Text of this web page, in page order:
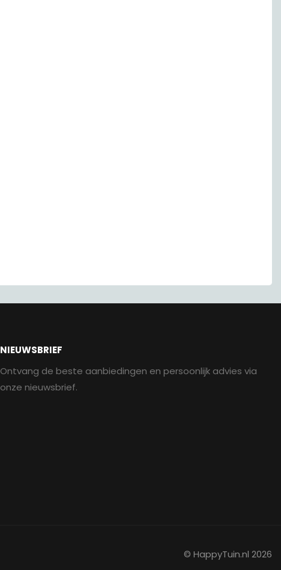
NIEUWSBRIEF
Ontvang de beste aanbiedingen en persoonlijk advies via
onze nieuwsbrief.
© HappyTuin.nl 2026